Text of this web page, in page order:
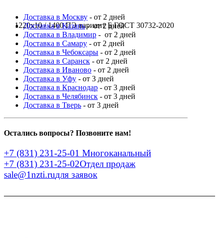
1220x10 / 1400 ПЭ вариант Б ГОСТ 30732-2020
Доставка в Москву - от 2 дней
Доставка в Казань- от 2 дней
Доставка в Владимир - от 2 дней
Доставка в Самару - от 2 дней
Доставка в Чебоксары - от 2 дней
Доставка в Саранск - от 2 дней
Доставка в Иваново - от 2 дней
Доставка в Уфу - от 3 дней
Доставка в Краснодар - от 3 дней
Доставка в Челябинск - от 3 дней
Доставка в Тверь - от 3 дней
Остались вопросы? Позвоните нам!
+7 (831) 231-25-01 Многоканальный
+7 (831) 231-25-02Отдел продаж
sale@1nzti.ruдля заявок